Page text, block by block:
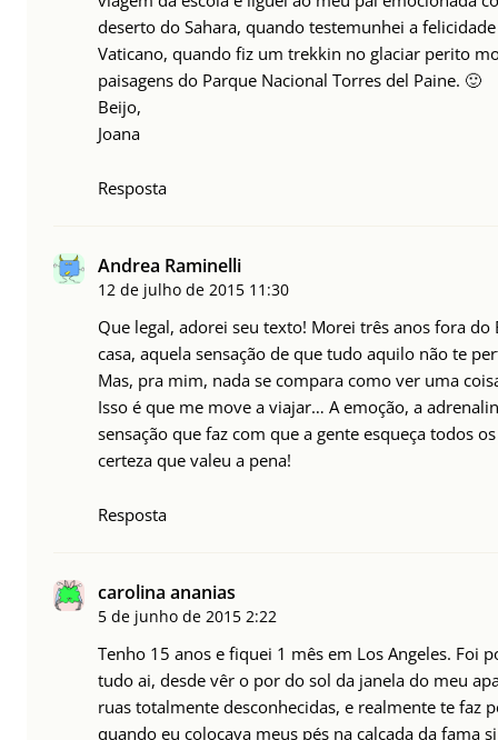
deserto do Sahara, quando testemunhei a
Vaticano, quando fiz um trekkin no glaciar perito
paisagens do Parque Nacional Torres del Paine. 🙂
Beijo,
Joana
Resposta
Andrea Raminelli
12 de julho de 2015 11:30
Que legal, adorei seu texto! Morei três anos fora
casa, aquela sensação de que tudo aquilo não te
Mas, pra mim, nada se compara como ver uma
Isso é que me move a viajar… A emoção, a
sensação que faz com que a gente esqueça todos
certeza que valeu a pena!
Resposta
carolina ananias
5 de junho de 2015 2:22
Tenho 15 anos e fiquei 1 mês em Los Angeles. Foi
tudo ai, desde vêr o por do sol da janela do meu
ruas totalmente desconhecidas, e realmente te faz
quando eu colocava meus pés na calçada da fama